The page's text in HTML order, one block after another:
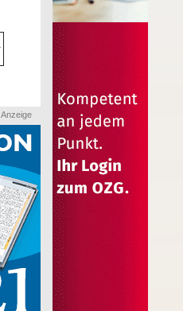
Anzeige